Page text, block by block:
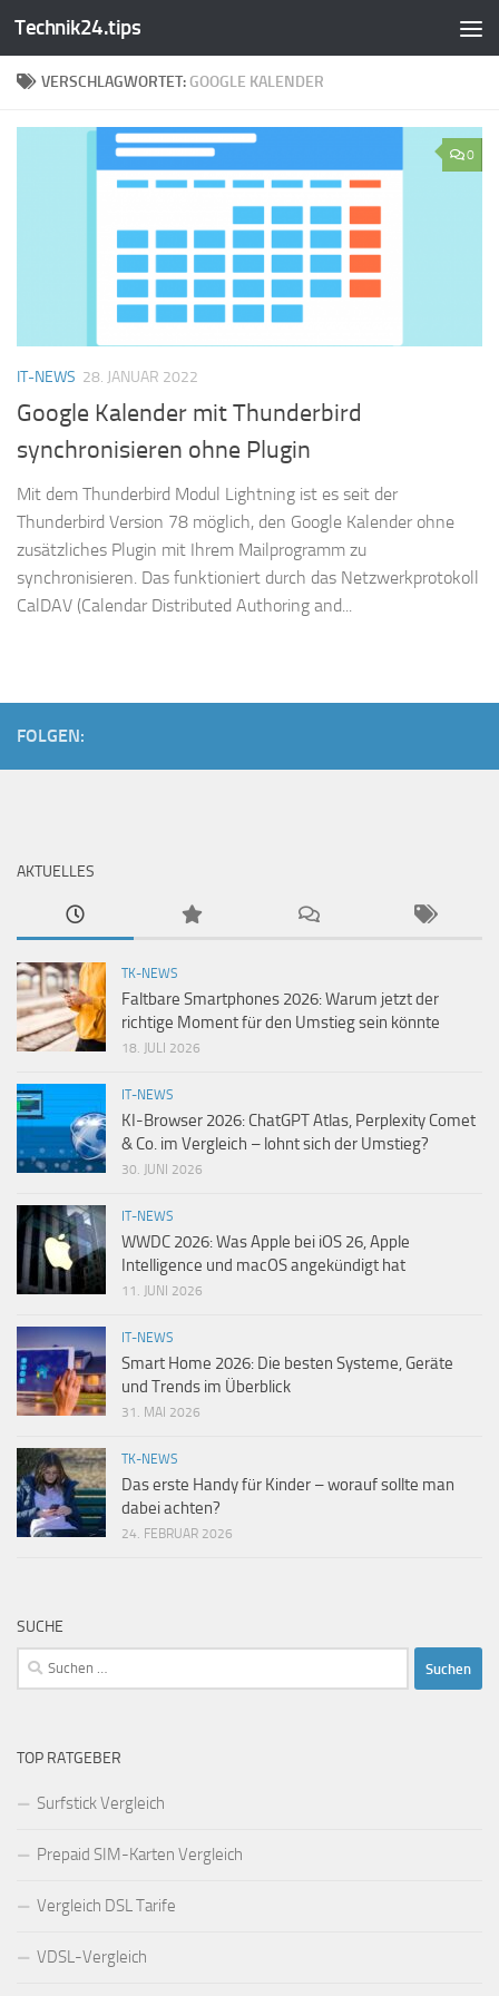
Zum Inhalt springen
Technik24.tips
VERSCHLAGWORTET: GOOGLE KALENDER
0
IT-NEWS 28. JANUAR 2022
Google Kalender mit Thunderbird
synchronisieren ohne Plugin
Mit dem Thunderbird Modul Lightning ist es seit der
Thunderbird Version 78 möglich, den Google Kalender ohne
zusätzliches Plugin mit Ihrem Mailprogramm zu
synchronisieren. Das funktioniert durch das Netzwerkprotokoll
CalDAV (Calendar Distributed Authoring and...
FOLGEN:
AKTUELLES
TK-NEWS
Faltbare Smartphones 2026: Warum jetzt der
richtige Moment für den Umstieg sein könnte
18. JULI 2026
IT-NEWS
KI-Browser 2026: ChatGPT Atlas, Perplexity Comet
& Co. im Vergleich – lohnt sich der Umstieg?
30. JUNI 2026
IT-NEWS
WWDC 2026: Was Apple bei iOS 26, Apple
Intelligence und macOS angekündigt hat
11. JUNI 2026
IT-NEWS
Smart Home 2026: Die besten Systeme, Geräte
und Trends im Überblick
31. MAI 2026
TK-NEWS
Das erste Handy für Kinder – worauf sollte man
dabei achten?
24. FEBRUAR 2026
SUCHE
Suchen
nach:
TOP RATGEBER
Surfstick Vergleich
Prepaid SIM-Karten Vergleich
Vergleich DSL Tarife
VDSL-Vergleich